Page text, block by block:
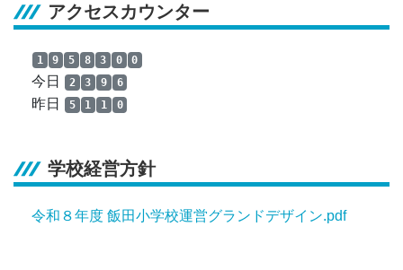
アクセスカウンター
1 9 5 8 3 0 0
今日 2 3 9 6
昨日 5 1 1 0
学校経営方針
令和８年度 飯田小学校運営グランドデザイン.pdf